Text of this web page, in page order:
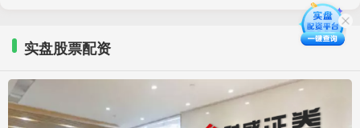
实盘股票配资